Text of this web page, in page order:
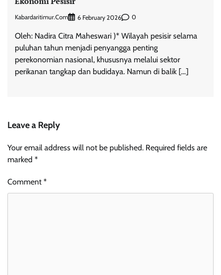
Kabardaritimur.com 6 February 2026 0
Oleh: Nadira Citra Maheswari )* Wilayah pesisir selama
puluhan tahun menjadi penyangga penting
perekonomian nasional, khususnya melalui sektor
perikanan tangkap dan budidaya. Namun di balik […]
Leave a Reply
Your email address will not be published. Required fields are
marked *
Comment*